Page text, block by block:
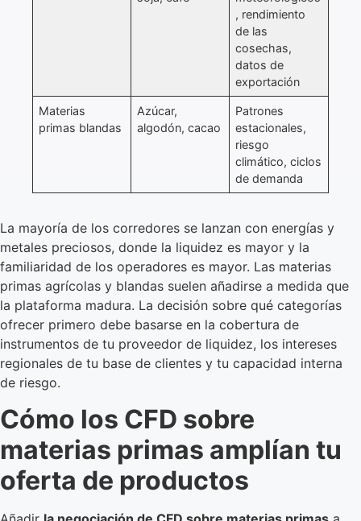
, rendimiento
de las
cosechas,
datos de
exportación
Materias
primas blandas
Azúcar,
algodón, cacao
Patrones
estacionales,
riesgo
climático, ciclos
de demanda
La mayoría de los corredores se lanzan con energías y
metales preciosos, donde la liquidez es mayor y la
familiaridad de los operadores es mayor. Las materias
primas agrícolas y blandas suelen añadirse a medida que
la plataforma madura. La decisión sobre qué categorías
ofrecer primero debe basarse en la cobertura de
instrumentos de tu proveedor de liquidez, los intereses
regionales de tu base de clientes y tu capacidad interna
de riesgo.
Cómo los CFD sobre
materias primas amplían tu
oferta de productos